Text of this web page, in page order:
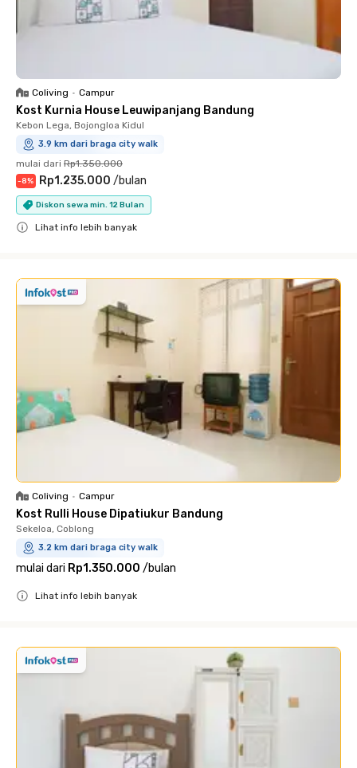
Coliving • Campur
Kost Kurnia House Leuwipanjang Bandung
Kebon Lega, Bojongloa Kidul
3.9 km dari braga city walk
mulai dari Rp1.350.000
-8% Rp1.235.000 /bulan
Diskon sewa min. 12 Bulan
Lihat info lebih banyak
Coliving • Campur
Kost Rulli House Dipatiukur Bandung
Sekeloa, Coblong
3.2 km dari braga city walk
mulai dari Rp1.350.000 /bulan
Lihat info lebih banyak